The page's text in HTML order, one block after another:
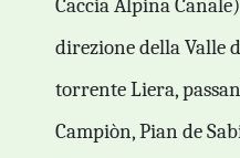
Caccia Alpina
direzione della Valle
torrente Liera,
Campiòn, Pian de